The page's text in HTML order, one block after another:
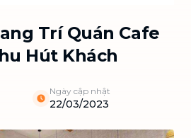
Trí Quán Cafe
Hút Khách
Ngày cập nhật
22/03/2023